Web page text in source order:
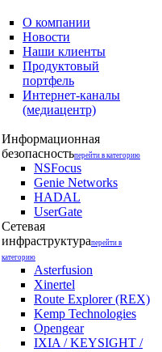
О компании
Новости
Наши клиенты
Продуктовый
портфель
Интернет-каналы
(медиацентр)
Информационная
безопасностьперейти в категорию
NSFocus
Genie Networks
HADAL
UserGate
Сетевая
инфраструктураперейти в
категорию
Asterfusion
Xinertel
Route Explorer (REX)
Kemp Technologies
Opengear
IXIA / KEYSIGHT /